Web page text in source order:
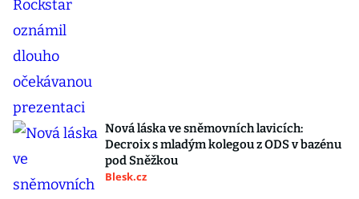
Nová láska ve sněmovních lavicích:
Decroix s mladým kolegou z ODS v bazénu
pod Sněžkou
Blesk.cz